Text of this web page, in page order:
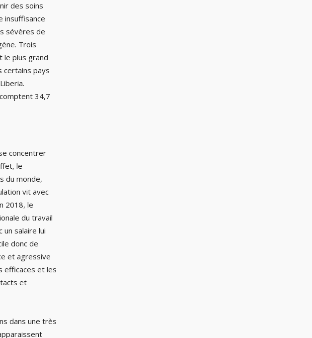
des soins
insuffisance
sévères de
Trois
le plus grand
certains pays
34,7
concentrer
le
du monde,
vit avec
2018, le
du travail
un salaire lui
donc de
et agressive
efficaces et les
et
dans une très